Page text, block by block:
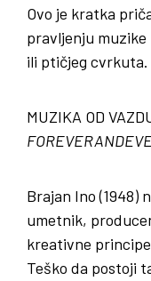
Ovo je kratka
pravljenju
ili ptičjeg cvrkuta.
MUZIKA OD
Brajan Ino (1948)
umetnik,
kreativne
Teško da postoji